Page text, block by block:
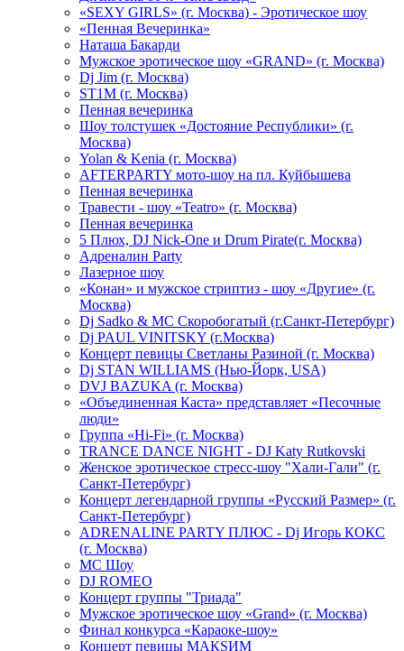
«SEXY GIRLS» (г. Москва) - Эротическое шоу
«Пенная Вечеринка»
Hаташа Бакарди
Мужское эротическое шоу «GRAND» (г. Москва)
Dj Jim (г. Москва)
ST1M (г. Москва)
Пенная вечеринка
Шоу толстушек «Достояние Республики» (г.
Москва)
Yolan & Kenia (г. Москва)
AFTERPARTY мото-шоу на пл. Куйбышева
Пенная вечеринка
Травести - шоу «Teatro» (г. Москва)
Пенная вечеринка
5 Плюх, DJ Nick-One и Drum Pirate(г. Москва)
Адреналин Party
Лазерное шоу
«Конан» и мужское стриптиз - шоу «Другие» (г.
Москва)
Dj Sadko & МС Скоробогатый (г.Санкт-Петербург)
Dj PAUL VINITSKY (г.Москва)
Концерт певицы Светланы Разиной (г. Москва)
Dj STAN WILLIAMS (Нью-Йорк, USA)
DVJ BAZUKA (г. Москва)
«Объединенная Каста» представляет «Песочные
люди»
Группа «Hi-Fi» (г. Москва)
TRANCE DANCE NIGHT - DJ Katy Rutkovski
Женское эротическое стресс-шоу "Хали-Гали" (г.
Санкт-Петербург)
Концерт легендарной группы «Русский Размер» (г.
Санкт-Петербург)
ADRENALINE PARTY ПЛЮС - Dj Игорь КОКС
(г. Москва)
MC Шоу
DJ ROMEO
Концерт группы "Триада"
Мужское эротическое шоу «Grand» (г. Москва)
Финал конкурса «Караоке-шоу»
Концерт певицы МАКSИМ